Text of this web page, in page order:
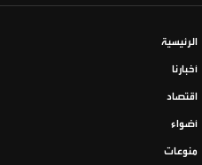
الرئيسية
أخبارنا
اقتصاد
أضواء
منوعات